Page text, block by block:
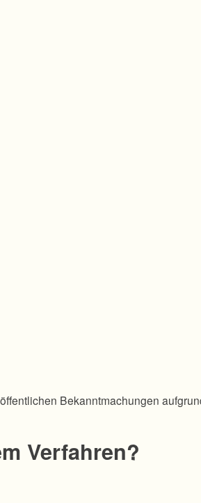
Bekanntmachungen
Verfahren?